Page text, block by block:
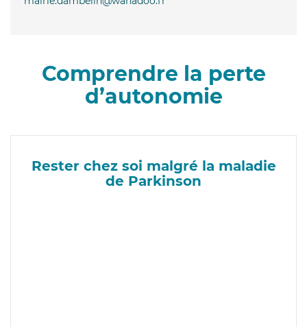
Comprendre la perte
d’autonomie
Rester chez soi malgré la maladie
de Parkinson